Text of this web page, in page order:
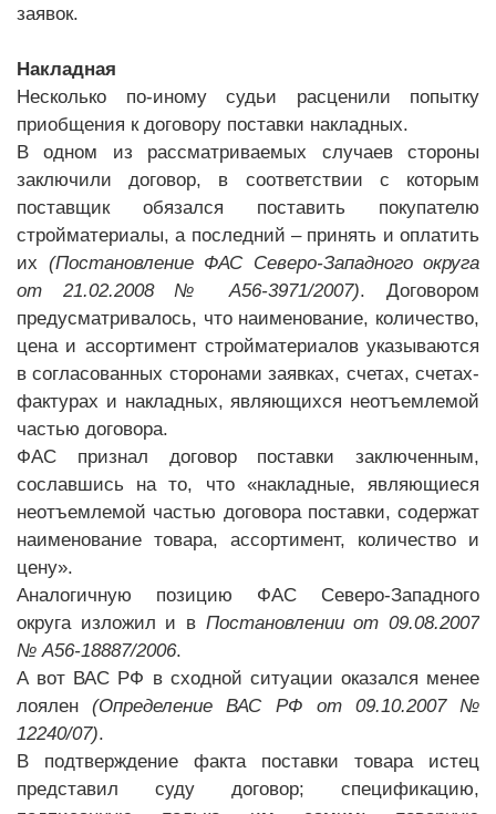
заявок.
Накладная
Несколько по-иному судьи расценили попытку
приобщения к договору поставки накладных.
В одном из рассматриваемых случаев стороны
заключили договор, в соответствии с которым
поставщик обязался поставить покупателю
стройматериалы, а последний – принять и оплатить
их (Постановление ФАС Северо-Западного округа
от 21.02.2008 № А56-3971/2007). Договором
предусматривалось, что наименование, количество,
цена и ассортимент стройматериалов указываются
в согласованных сторонами заявках, счетах, счетах-
фактурах и накладных, являющихся неотъемлемой
частью договора.
ФАС признал договор поставки заключенным,
сославшись на то, что «накладные, являющиеся
неотъемлемой частью договора поставки, содержат
наименование товара, ассортимент, количество и
цену».
Аналогичную позицию ФАС Северо-Западного
округа изложил и в Постановлении от 09.08.2007
№ А56-18887/2006.
А вот ВАС РФ в сходной ситуации оказался менее
лоялен(Определение ВАС РФ от 09.10.2007 №
12240/07).
В подтверждение факта поставки товара истец
представил суду договор; спецификацию,